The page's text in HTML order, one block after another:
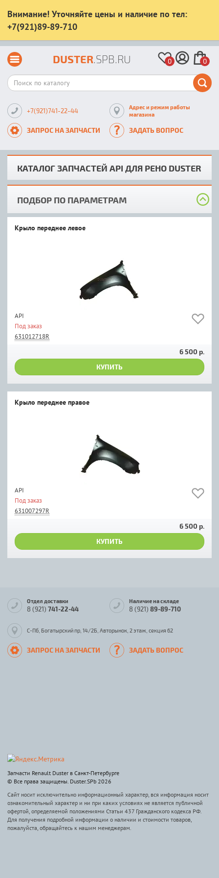
Внимание! Уточняйте цены и наличие по тел:
+7(921)89-89-710
DUSTER.SPB.RU 0 0
+7(921)741-22-44
Адрес и режим работы
магазина
ЗАПРОС НА ЗАПЧАСТИ ЗАДАТЬ ВОПРОС
КАТАЛОГ ЗАПЧАСТЕЙ API ДЛЯ РЕНО DUSTER
ПОДБОР ПО ПАРАМЕТРАМ
Крыло переднее левое
API
Под заказ
631012718R
6 500 р.
КУПИТЬ
Крыло переднее правое
API
Под заказ
631007297R
6 500 р.
КУПИТЬ
Отдел доставки
8 (921) 741-22-44
Наличие на складе
8 (921) 89-89-710
С-Пб, Богатырский пр, 14/2Б, Авторынок, 2 этаж, секция 62
ЗАПРОС НА ЗАПЧАСТИ ЗАДАТЬ ВОПРОС
Запчасти Renault Duster в Санкт-Петербурге
© Все права защищены. Duster.SPb 2026
Сайт носит исключительно информационный характер, вся информация носит
ознакомительный характер и ни при каких условиях не является публичной
офертой, определяемой положениями Статьи 437 Гражданского кодекса РФ.
Для получения подробной информации о наличии и стоимости товаров,
пожалуйста, обращайтесь к нашим менеджерам.